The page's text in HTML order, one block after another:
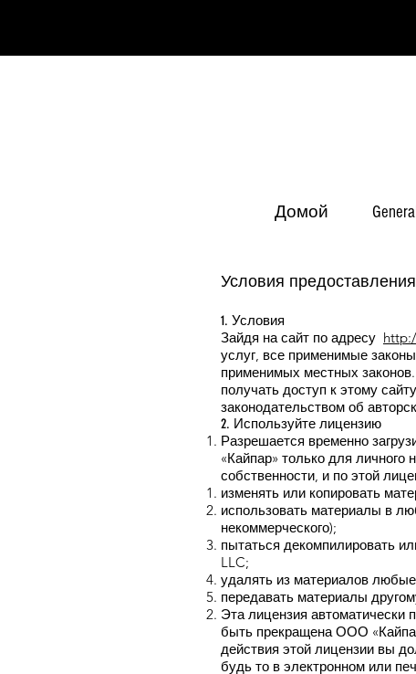
Домой General
Условия
1. Условия
Зайдя на сайт по адресу
услуг, все применимые
применимых местных
получать доступ к этому
законодательством об
2. Используйте лицензию
Разрешается временно
«Кайпар» только для личного
собственности, и по этой
изменять или копировать
использовать материалы в
некоммерческого);
пытаться декомпилировать
LLC;
удалять из материалов
передавать материалы
Эта лицензия автоматически
быть прекращена ООО
действия этой лицензии вы
будь то в электронном или